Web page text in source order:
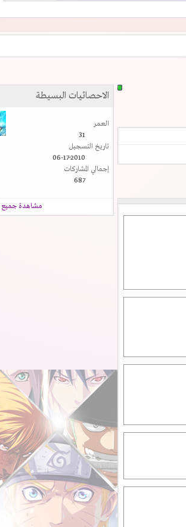
الاحصائيات البسيطة
العمر
31
تاريخ التسجيل
06-17-2010
إجمالي المشاركات
687
مشاهدة جميع